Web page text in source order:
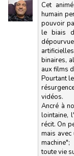
Cet
humain
pouvoir
le biais
binaires,
aux films
Pourtant
vidéos.
Ancré à
lointaine,
récit. On
mais
toute vie